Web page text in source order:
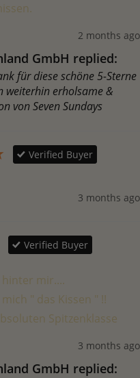
2 months ago
GmbH replied:
für diese schöne 5-Sterne
weiterhin erholsame &
von Seven Sundays
Verified Buyer
3 months ago
Verified Buyer
hinter mir....
" das Kissen " !!
Spitzenklasse
3 months ago
GmbH replied: